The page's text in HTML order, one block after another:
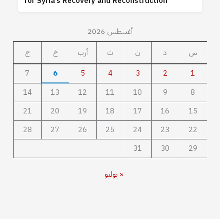
أغسطس 2026
س
د ن ث أرب خ
ج
1
2
3
4
5
6
7
8
9
10
11
12
13
14
15
16
17
18
19
20
21
22
23
24
25
26
27
28
29
30
31
« يوليو